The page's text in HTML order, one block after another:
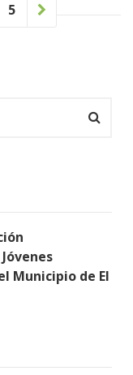
5
Municipio de El